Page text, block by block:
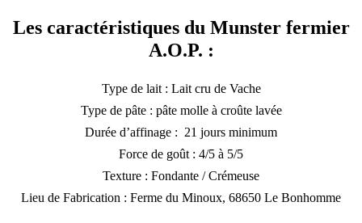
Les caractéristiques du Munster fermier
A.O.P. :
Type de lait : Lait cru de Vache
Type de pâte : pâte molle à croûte lavée
Durée d’affinage : 21 jours minimum
Force de goût : 4/5 à 5/5
Texture : Fondante / Crémeuse
Lieu de Fabrication : Ferme du Minoux, 68650 Le Bonhomme